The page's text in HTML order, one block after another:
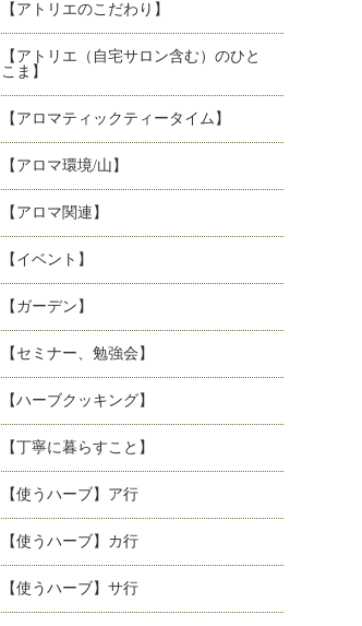
【アトリエのこだわり】
【アトリエ（自宅サロン含む）のひと
こま】
【アロマティックティータイム】
【アロマ環境/山】
【アロマ関連】
【イベント】
【ガーデン】
【セミナー、勉強会】
【ハーブクッキング】
【丁寧に暮らすこと】
【使うハーブ】ア行
【使うハーブ】カ行
【使うハーブ】サ行